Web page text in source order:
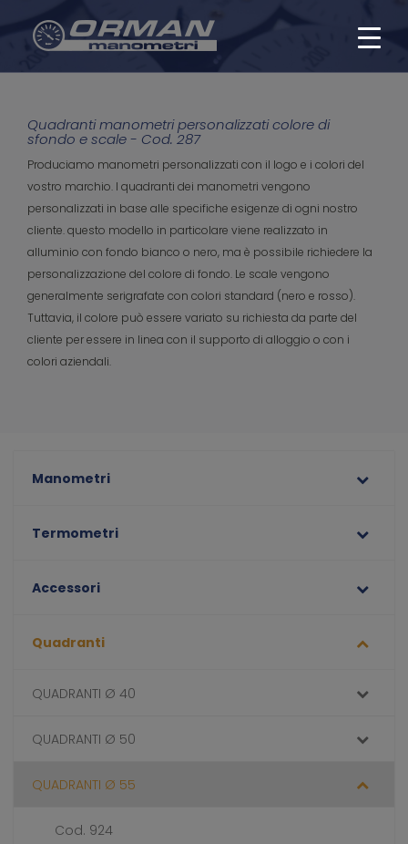
Quadranti manometri personalizzati colore di
sfondo e scale - Cod. 287
Produciamo manometri personalizzati con il logo e i colori del
vostro marchio. I quadranti dei manometri vengono
personalizzati in base alle specifiche esigenze di ogni nostro
cliente. questo modello in particolare viene realizzato in
alluminio con fondo bianco o nero, ma è possibile richiedere la
personalizzazione del colore di fondo. Le scale vengono
generalmente serigrafate con colori standard (nero e rosso).
Tuttavia, il colore può essere variato su richiesta da parte del
cliente per essere in linea con il supporto di alloggio o con i
colori aziendali.
Manometri
Termometri
Accessori
Quadranti
QUADRANTI Ø 40
QUADRANTI Ø 50
QUADRANTI Ø 55
Cod. 924